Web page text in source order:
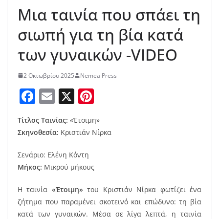
Μια ταινία που σπάει τη
σιωπή για τη βία κατά
των γυναικών -VIDEO
2 Οκτωβρίου 2025 Nemea Press
F
c
b
o
o
k
E
m
ai
X
er
e
Τίτλος Ταινίας: «Έτοιμη»
Σκηνοθεσία: Κριστιάν Νίρκα
Σενάριο: Ελένη Κόντη
Μήκος: Μικρού μήκους
Η ταινία «Έτοιμη» του Κριστιάν Νίρκα φωτίζει ένα
ζήτημα που παραμένει σκοτεινό και επώδυνο: τη βία
κατά των γυναικών. Μέσα σε λίγα λεπτά, η ταινία